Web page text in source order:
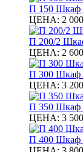
П 150 Шкаф
ЦЕНА: 2 000
П 200/2
ЦЕНА: 2 600
П 300 Шкаф
ЦЕНА: 3 200
П 350 Шкаф
ЦЕНА: 3 500
П 400 Шкаф